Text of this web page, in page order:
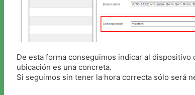
De esta forma conseguimos indicar al dispositivo
ubicación es una concreta.
Si seguimos sin tener la hora correcta sólo será